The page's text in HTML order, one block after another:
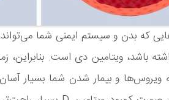
که بدن و سیستم ایمنی شما می‌تواند
باشد، ویتامین دی است. بنابراین،
به ویروس‌ها و بیمار شدن شما بسیار